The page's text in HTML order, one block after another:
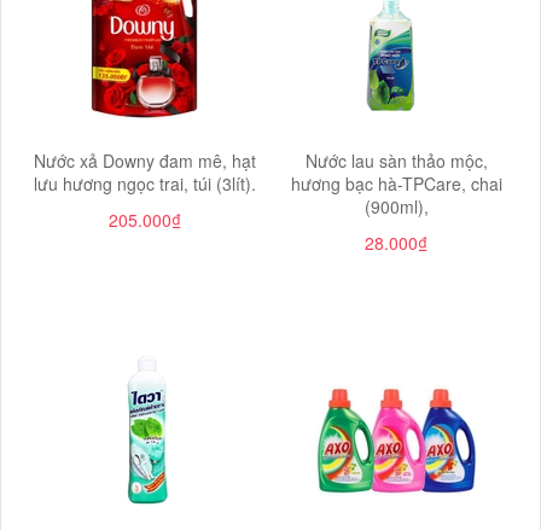
Nước xả Downy đam mê, hạt
lưu hương ngọc trai, túi (3lít).
205.000₫
Nước lau sàn thảo mộc,
hương bạc hà-TPCare, chai
(900ml),
28.000₫